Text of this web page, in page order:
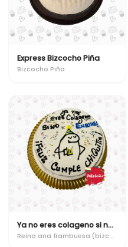
Express Bizcocho Piña
Bizcocho Piña
Ya no eres colageno si no ensure!
Reina ana frambuesa (bizcocho-milhoja)